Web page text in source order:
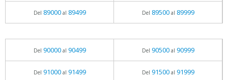
Del 89000al 89499 Del 89500al 89999
Del 90000al 90499 Del 90500al 90999
Del 91000al 91499 Del 91500al 91999